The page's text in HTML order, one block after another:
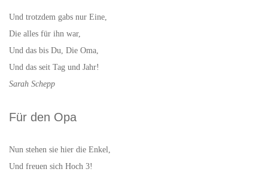
Und trotzdem gabs nur Eine,
Die alles für ihn war,
Und das bis Du, Die Oma,
Und das seit Tag und Jahr!
Sarah Schepp
Für den Opa
Nun stehen sie hier die Enkel,
Und freuen sich Hoch 3!